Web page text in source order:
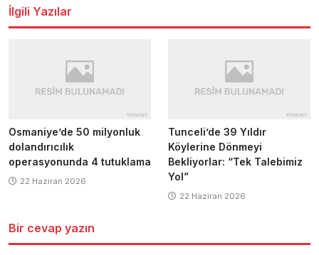
İlgili Yazılar
Osmaniye’de 50 milyonluk
dolandırıcılık
operasyonunda 4 tutuklama
22 Haziran 2026
Tunceli’de 39 Yıldır
Köylerine Dönmeyi
Bekliyorlar: “Tek Talebimiz
Yol”
22 Haziran 2026
Bir cevap yazın